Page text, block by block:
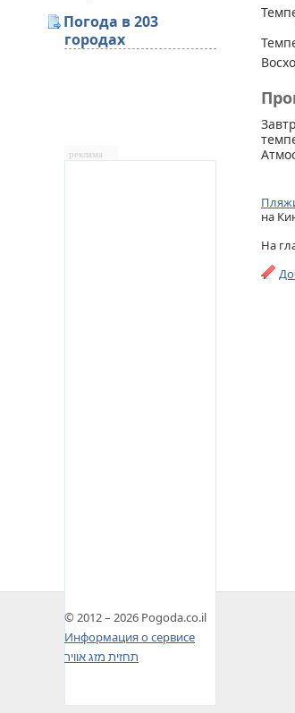
Погода в 203
городах
реклама
на
На
© 2012 – 2026 Pogoda.co.il
Информация о сервисе
תחזית מזג אוויר